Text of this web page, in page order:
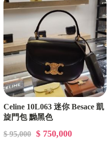
Celine 10L063 迷你 Besace 凱
旋門包 黝黑色
$ 95,000
$ 750,000